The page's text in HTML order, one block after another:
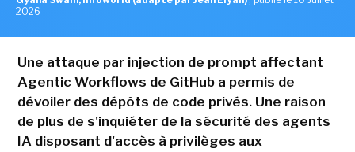
2026
Une attaque par injection de prompt affectant
Agentic Workflows de GitHub a permis de
dévoiler des dépôts de code privés. Une raison
de plus de s'inquiéter de la sécurité des agents
IA disposant d'accès à privilèges aux